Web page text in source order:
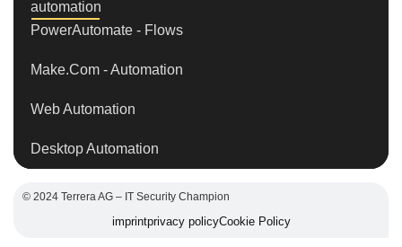
automation
PowerAutomate - Flows
Make.Com - Automation
Web Automation
Desktop Automation
© 2024 Terrera AG – IT Security Champion
imprintprivacy policyCookie Policy